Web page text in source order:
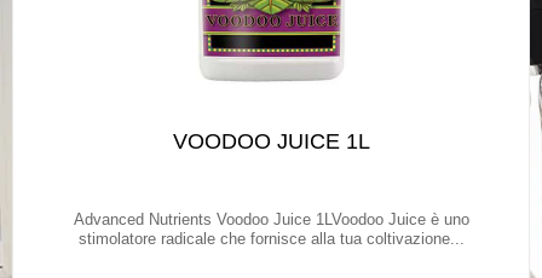
VOODOO JUICE 1L
Advanced Nutrients Voodoo Juice 1LVoodoo Juice è uno
stimolatore radicale che fornisce alla tua coltivazione...